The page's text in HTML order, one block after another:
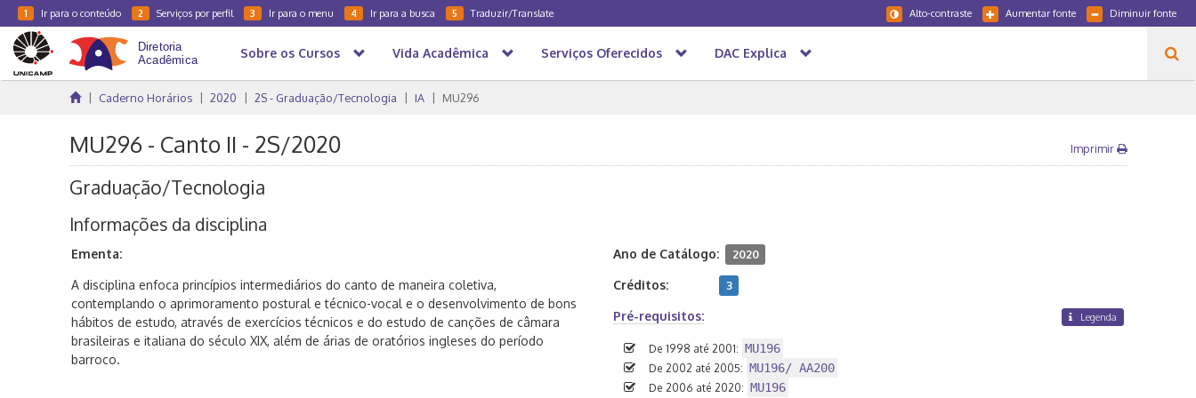
1 Ir para o conteúdo 2 Serviços por perfil 3 Ir para o menu 4 Ir para a busca 5 Traduzir/Translate Diminuir fonte
Aumentar fonte
Alto-contraste
Sobre os Cursos Vida Acadêmica Serviços Oferecidos DAC Explica
Caderno Horários 2020 2S - Graduação/Tecnologia IA MU296
MU296 - Canto II - 2S/2020 Imprimir
Graduação/Tecnologia
Informações da disciplina
Ementa:
A disciplina enfoca princípios intermediários do canto de maneira coletiva,
contemplando o aprimoramento postural e técnico-vocal e o desenvolvimento de bons
hábitos de estudo, através de exercícios técnicos e do estudo de canções de câmara
brasileiras e italiana do século XIX, além de árias de oratórios ingleses do período
barroco.
Ano de Catálogo: 2020
Créditos: 3
Pré-requisitos: Legenda
De 1998 até 2001: MU196
De 2002 até 2005: MU196/ AA200
De 2006 até 2020: MU196